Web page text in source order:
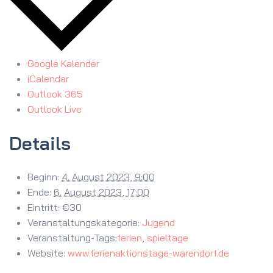
Google Kalender
iCalendar
Outlook 365
Outlook Live
Details
Beginn: 4. August 2023, 9:00
Ende: 6. August 2023, 17:00
Eintritt: €30
Veranstaltungskategorie: Jugend
Veranstaltung-Tags:ferien, spieltage
Website: www.ferienaktionstage-warendorf.de